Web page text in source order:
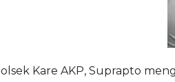
Kare AKP, Suprapto